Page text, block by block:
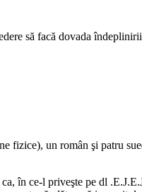
să facă dovada
fizice), un român şi patru
în ce-l priveşte pe dl